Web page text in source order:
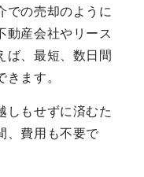
での売却のように
動産会社やリース
ば、最短、数日間
ます。
しもせずに済むた
、費用も不要で